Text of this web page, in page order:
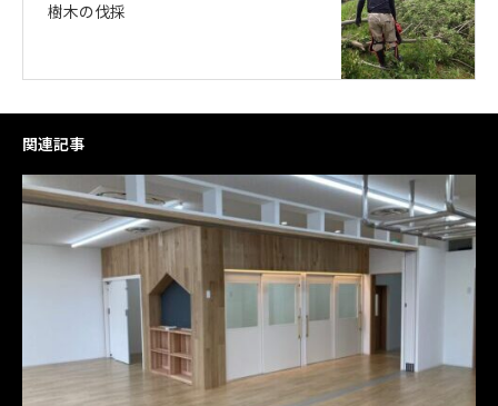
樹木の伐採
関連記事